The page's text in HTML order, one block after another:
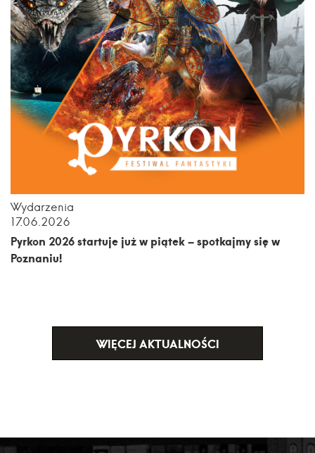
Wydarzenia
17.06.2026
Pyrkon 2026 startuje już w piątek – spotkajmy się w
Poznaniu!
WIĘCEJ AKTUALNOŚCI